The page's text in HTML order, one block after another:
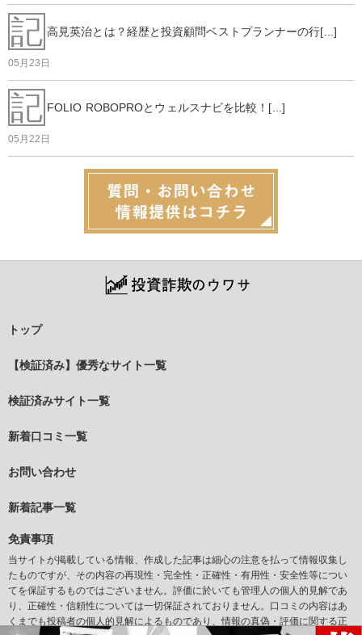
記 高見英治とは？経歴と投資顧問ベストプランナーの行[...]
05月23日
記 FOLIO ROBOPROとウェルスナビを比較！[...]
05月22日
トップ
【検証済み】優秀なサイト一覧
検証済みサイト一覧
新着口コミ一覧
お問い合わせ
新着記事一覧
免責事項
当サイトが掲載している情報、作成した記事は細心の注意を払って情報収集し
たものですが、その内容の再現性・完全性・正確性・有用性・安全性等につい
てを保証するものではございません。評価に於いても管理人の個人的見解であ
り、正確性・信頼性については一切保証されておりません。口コミの内容はあ
くまでも投稿者の個人的見解によるものであり、情報の真偽・評価に関する正